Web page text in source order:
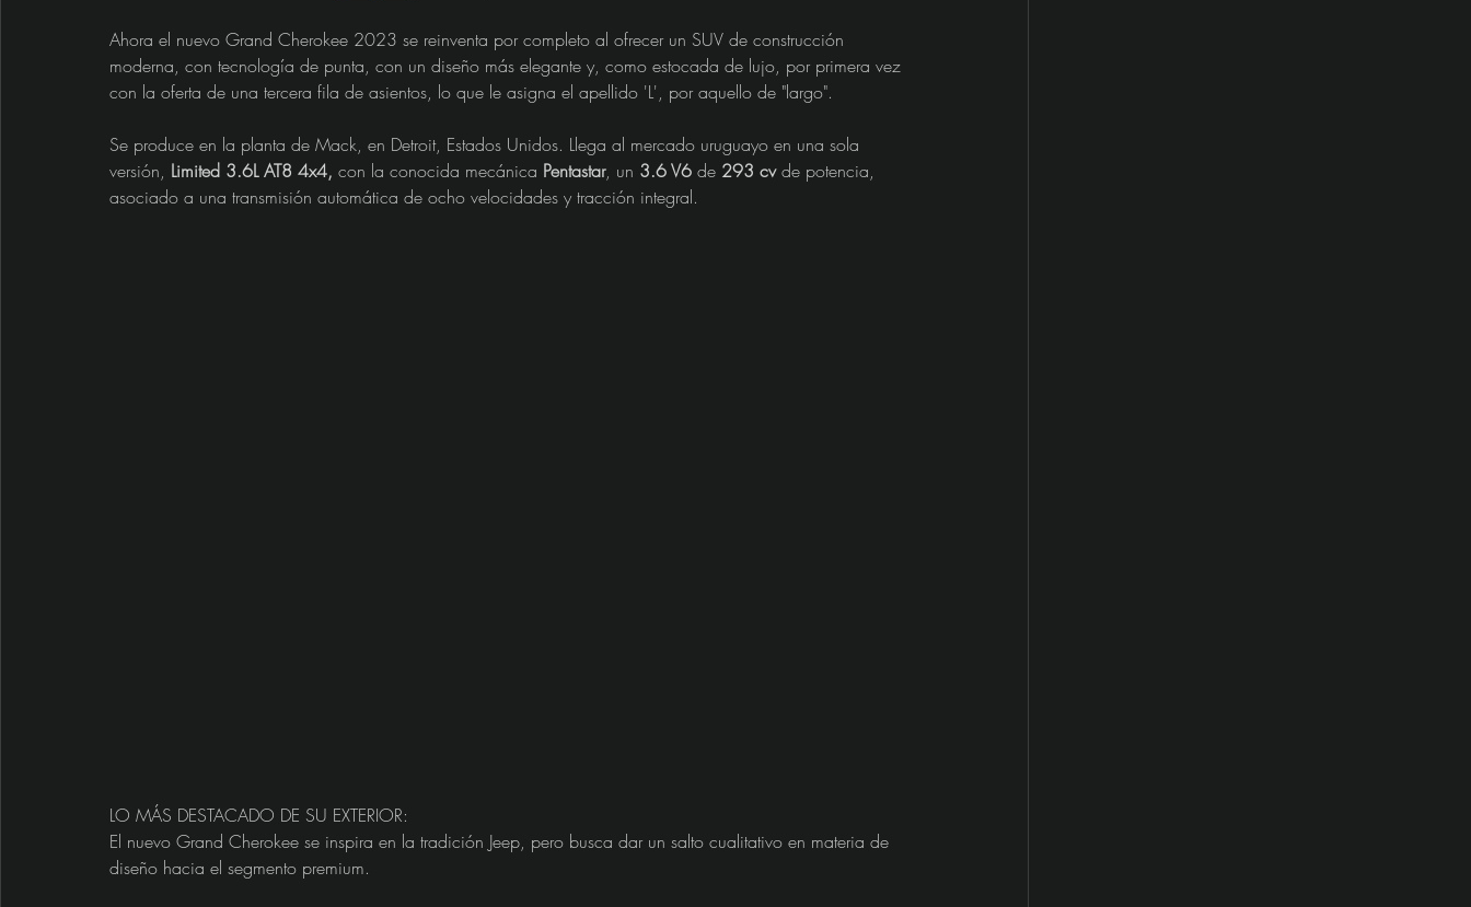
Ahora el nuevo Grand Cherokee 2023 se reinventa por completo al ofrecer un SUV de construcción
moderna, con tecnología de punta, con un diseño más elegante y, como estocada de lujo, por primera vez
con la oferta de una tercera fila de asientos, lo que le asigna el apellido 'L', por aquello de "largo".
Se produce en la planta de Mack, en Detroit, Estados Unidos. Llega al mercado uruguayo en una sola
versión, Limited 3.6L AT8 4x4, con la conocida mecánica Pentastar, un 3.6 V6 de 293 cv de potencia,
asociado a una transmisión automática de ocho velocidades y tracción integral.
LO MÁS DESTACADO DE SU EXTERIOR:
El nuevo Grand Cherokee se inspira en la tradición Jeep, pero busca dar un salto cualitativo en materia de
diseño hacia el segmento premium.